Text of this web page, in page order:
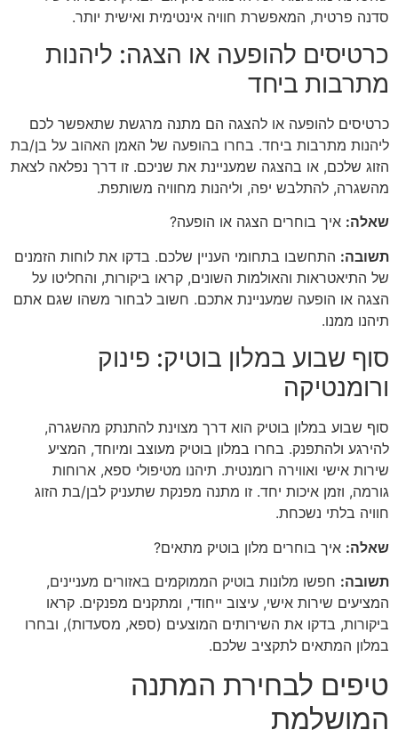
סדנה פרטית, המאפשרת חוויה אינטימית ואישית יותר.
כרטיסים להופעה או הצגה: ליהנות
מתרבות ביחד
כרטיסים להופעה או להצגה הם מתנה מרגשת שתאפשר לכם
ליהנות מתרבות ביחד. בחרו בהופעה של האמן האהוב על בן/בת
הזוג שלכם, או בהצגה שמעניינת את שניכם. זו דרך נפלאה לצאת
מהשגרה, להתלבש יפה, וליהנות מחוויה משותפת.
שאלה: איך בוחרים הצגה או הופעה?
תשובה: התחשבו בתחומי העניין שלכם. בדקו את לוחות הזמנים
של התיאטראות והאולמות השונים, קראו ביקורות, והחליטו על
הצגה או הופעה שמעניינת אתכם. חשוב לבחור משהו שגם אתם
תיהנו ממנו.
סוף שבוע במלון בוטיק: פינוק
ורומנטיקה
סוף שבוע במלון בוטיק הוא דרך מצוינת להתנתק מהשגרה,
להירגע ולהתפנק. בחרו במלון בוטיק מעוצב ומיוחד, המציע
שירות אישי ואווירה רומנטית. תיהנו מטיפולי ספא, ארוחות
גורמה, וזמן איכות יחד. זו מתנה מפנקת שתעניק לבן/בת הזוג
חוויה בלתי נשכחת.
שאלה: איך בוחרים מלון בוטיק מתאים?
תשובה: חפשו מלונות בוטיק הממוקמים באזורים מעניינים,
המציעים שירות אישי, עיצוב ייחודי, ומתקנים מפנקים. קראו
ביקורות, בדקו את השירותים המוצעים (ספא, מסעדות), ובחרו
במלון המתאים לתקציב שלכם.
טיפים לבחירת המתנה
המושלמת